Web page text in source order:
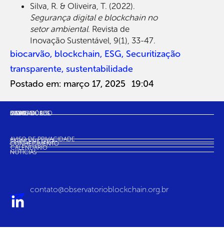
Silva, R. & Oliveira, T. (2022).
Segurança digital e blockchain no
setor ambiental. Revista de
Inovação Sustentável, 9(1), 33-47.
biocarvão, blockchain, ESG, Securitização
transparente, sustentabilidade
Postado em: março 17, 2025 19:04
SOBRE NÓS
MAPA
CASOS DE USO
INDICADORES
COMUNIDADE
NOTÍCIAS
CALENDÁRIO
CONHECIMENTO
TERMO DE USO
AVISO DE PRIVACIDADE
contato@observatorioblockchain.org.br